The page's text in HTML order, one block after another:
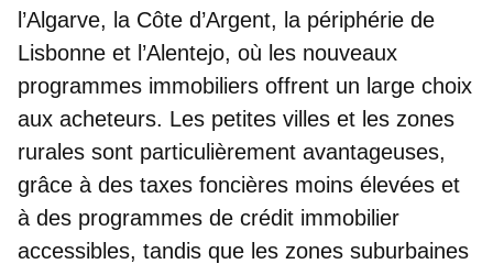
l’Algarve, la Côte d’Argent, la périphérie de
Lisbonne et l’Alentejo, où les nouveaux
programmes immobiliers offrent un large choix
aux acheteurs. Les petites villes et les zones
rurales sont particulièrement avantageuses,
grâce à des taxes foncières moins élevées et
à des programmes de crédit immobilier
accessibles, tandis que les zones suburbaines